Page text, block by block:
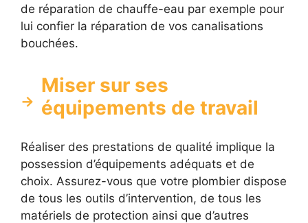
de réparation de chauffe-eau par exemple pour
lui confier la réparation de vos canalisations
bouchées.
Miser sur ses
équipements de travail
Réaliser des prestations de qualité implique la
possession d’équipements adéquats et de
choix. Assurez-vous que votre plombier dispose
de tous les outils d’intervention, de tous les
matériels de protection ainsi que d’autres